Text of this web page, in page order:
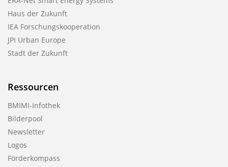
Haus der Zukunft
IEA Forschungskooperation
JPI Urban Europe
Stadt der Zukunft
Ressourcen
BMIMI-Infothek
Bilderpool
Newsletter
Logos
Förderkompass